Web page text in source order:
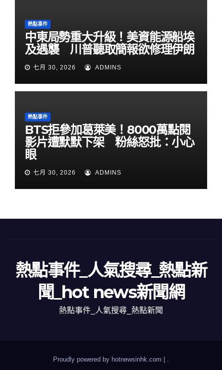
熱點事件
中東局勢重大升級！美資能源船埃
及遇襲 川普聽取簡報欲修理伊朗
七月 30, 2026 ADMINS
熱點事件
BTS拒參加葛萊美！8000萬點閱
影片遭默默下架 粉絲怒批：小心
眼
七月 30, 2026 ADMINS
熱點事件_人氣搜尋_熱點新
聞_hot news新聞網
熱點事件_人氣搜尋_熱點新聞
Proudly powered by hotnewsinhk.com |